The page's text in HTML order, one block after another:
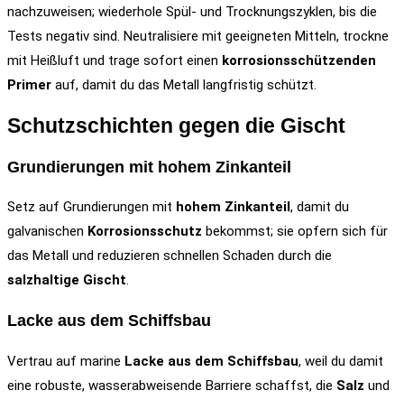
nachzuweisen; wiederhole Spül- und Trocknungszyklen, bis die
Tests negativ sind. Neutralisiere mit geeigneten Mitteln, trockne
mit Heißluft und trage sofort einen korrosionsschützenden
Primer auf, damit du das Metall langfristig schützt.
Schutzschichten gegen die Gischt
Grundierungen mit hohem Zinkanteil
Setz auf Grundierungen mit hohem Zinkanteil , damit du
galvanischen Korrosionsschutz bekommst; sie opfern sich für
das Metall und reduzieren schnellen Schaden durch die
salzhaltige Gischt.
Lacke aus dem Schiffsbau
Vertrau auf marine Lacke aus dem Schiffsbau, weil du damit
eine robuste, wasserabweisende Barriere schaffst, die Salz und